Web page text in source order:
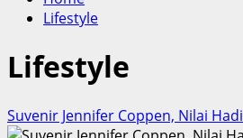
Lifestyle
Lifestyle
Suvenir Jennifer Coppen, Nilai